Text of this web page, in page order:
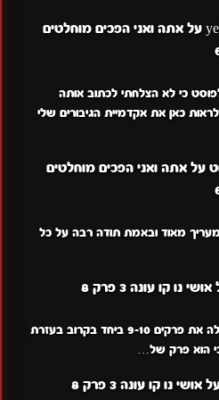
עלאתה ואני הפכים מוחלטים
כי לא הצלחתי לכתוב אותה
כאן את אקדמיית הגיבורים שלי
עלאתה ואני הפכים מוחלטים
מאוד ובאמת תודה רבה על כל
אושי נו קו עונה 3 פרק 8
אנחנו עובדים על זה נעלה את פרקים 9-10 ביחד בקרוב בעזרת
אושי נו קו עונה 3 פרק 8